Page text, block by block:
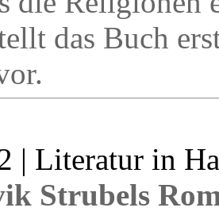
das Buch
| Literatur in
Strubels